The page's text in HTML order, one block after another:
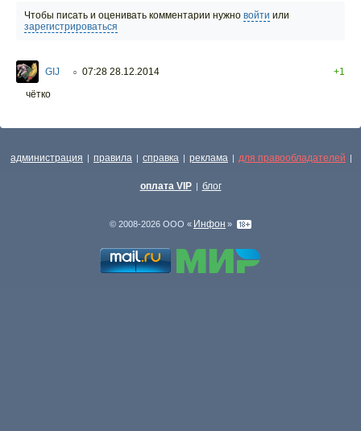
Чтобы писать и оценивать комментарии нужно войти или
зарегистрироваться
GIJ ○ 07:28 28.12.2014
+1
чётко
администрация | правила | справка | реклама | для правообладателей |
оплата VIP | блог
© 2008-2026 ООО « Инфон »